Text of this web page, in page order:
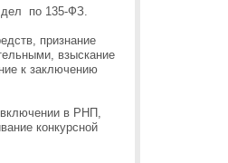
дел по 135-ФЗ.
признание
взыскание
к заключению
в РНП,
конкурсной